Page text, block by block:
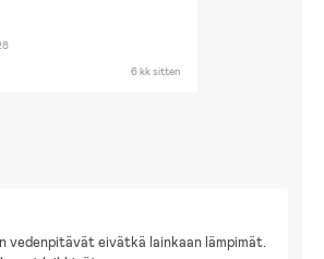
6 kk sitten
vedenpitävät eivätkä lainkaan lämpimät.